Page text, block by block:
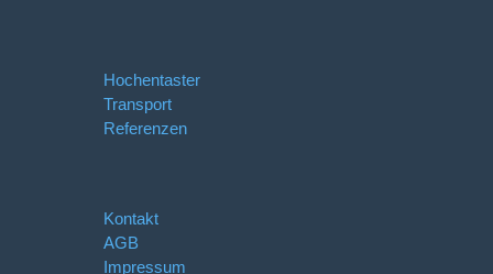
Hochentaster
Transport
Referenzen
Kontakt
AGB
Impressum